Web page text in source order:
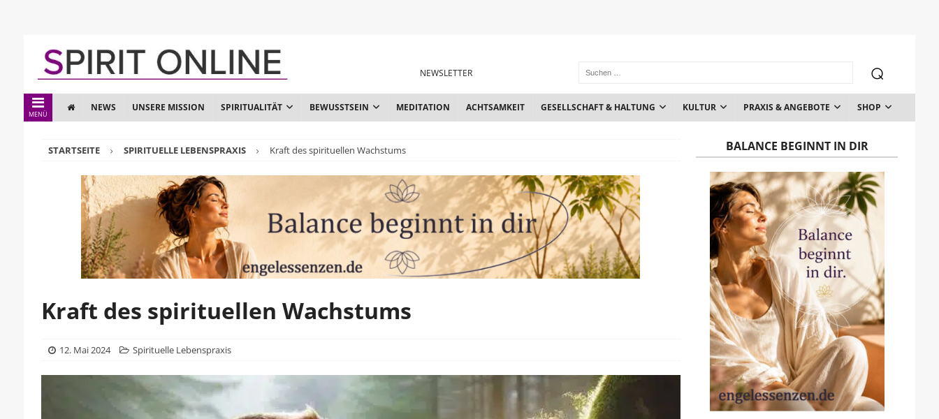
NEWSLETTER
MENÜ
NEWS UNSERE MISSION SPIRITUALITÄT BEWUSSTSEIN MEDITATION ACHTSAMKEIT GESELLSCHAFT & HALTUNG KULTUR PRAXIS & ANGEBOTE SHOP
STARTSEITE SPIRITUELLE LEBENSPRAXIS Kraft des spirituellen Wachstums
Kraft des spirituellen Wachstums
12. Mai 2024 Spirituelle Lebenspraxis
BALANCE BEGINNT IN DIR